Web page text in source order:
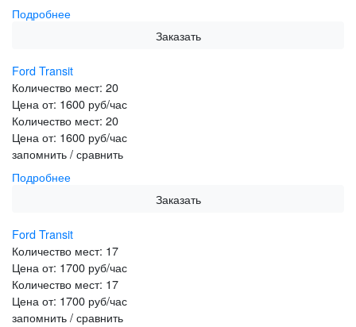
Подробнее
Заказать
Ford Transit
Количество мест: 20
Цена от: 1600 руб/час
Количество мест: 20
Цена от: 1600 руб/час
запомнить / сравнить
Подробнее
Заказать
Ford Transit
Количество мест: 17
Цена от: 1700 руб/час
Количество мест: 17
Цена от: 1700 руб/час
запомнить / сравнить